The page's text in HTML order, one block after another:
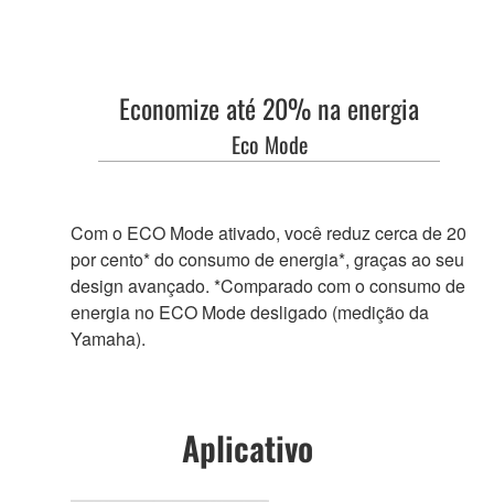
Economize até 20% na energia
Eco Mode
Com o ECO Mode ativado, você reduz cerca de 20
por cento* do consumo de energia*, graças ao seu
design avançado. *Comparado com o consumo de
energia no ECO Mode desligado (medição da
Yamaha).
Aplicativo